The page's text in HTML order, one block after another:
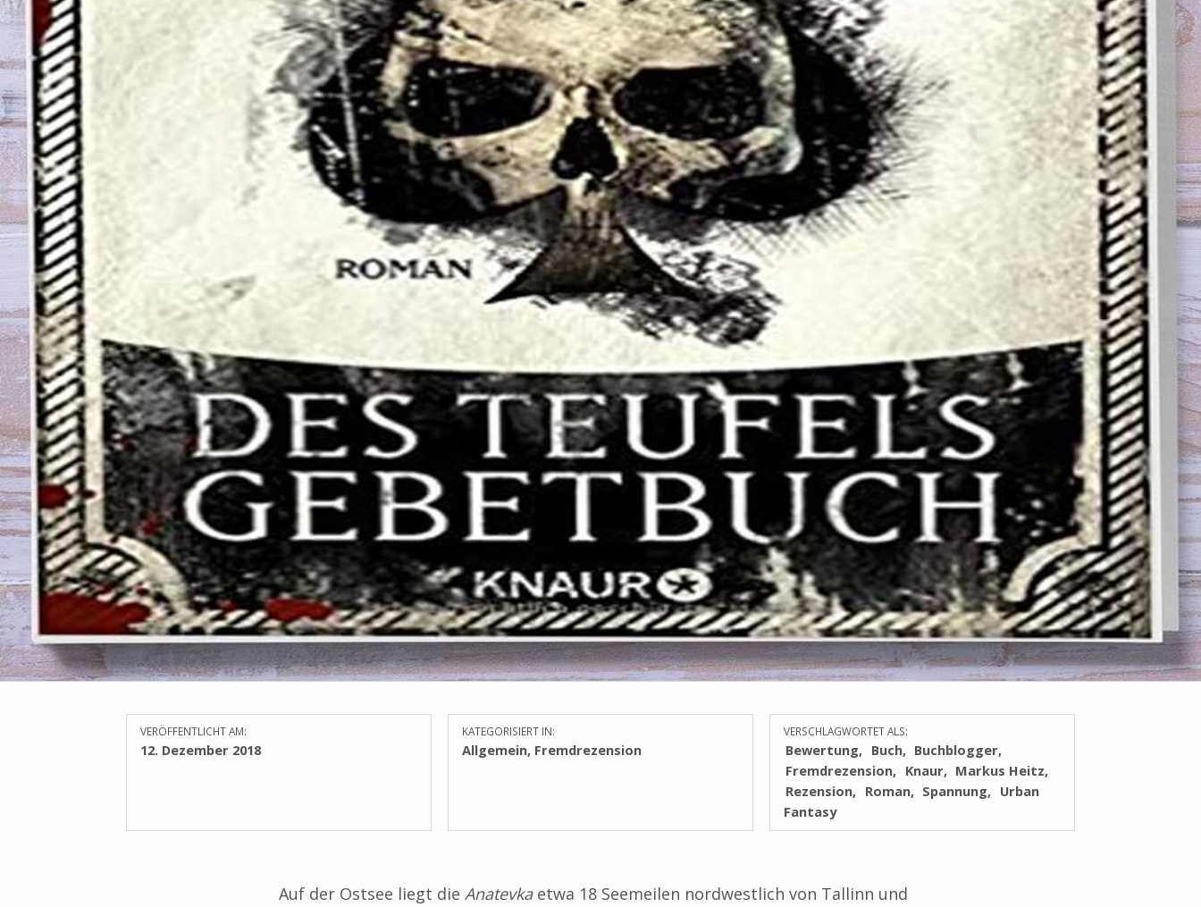
VERÖFFENTLICHT AM:
12. Dezember 2018
KATEGORISIERT IN:
Allgemein, Fremdrezension
VERSCHLAGWORTET ALS:
Bewertung Buch
Buchblogger
Fremdrezension
Knaur
Markus Heitz
Rezension
Roman Spannung
Urban
Fantasy
Auf der Ostsee liegt die Anatevkaetwa 18 Seemeilen nordwestlich von Tallinn und